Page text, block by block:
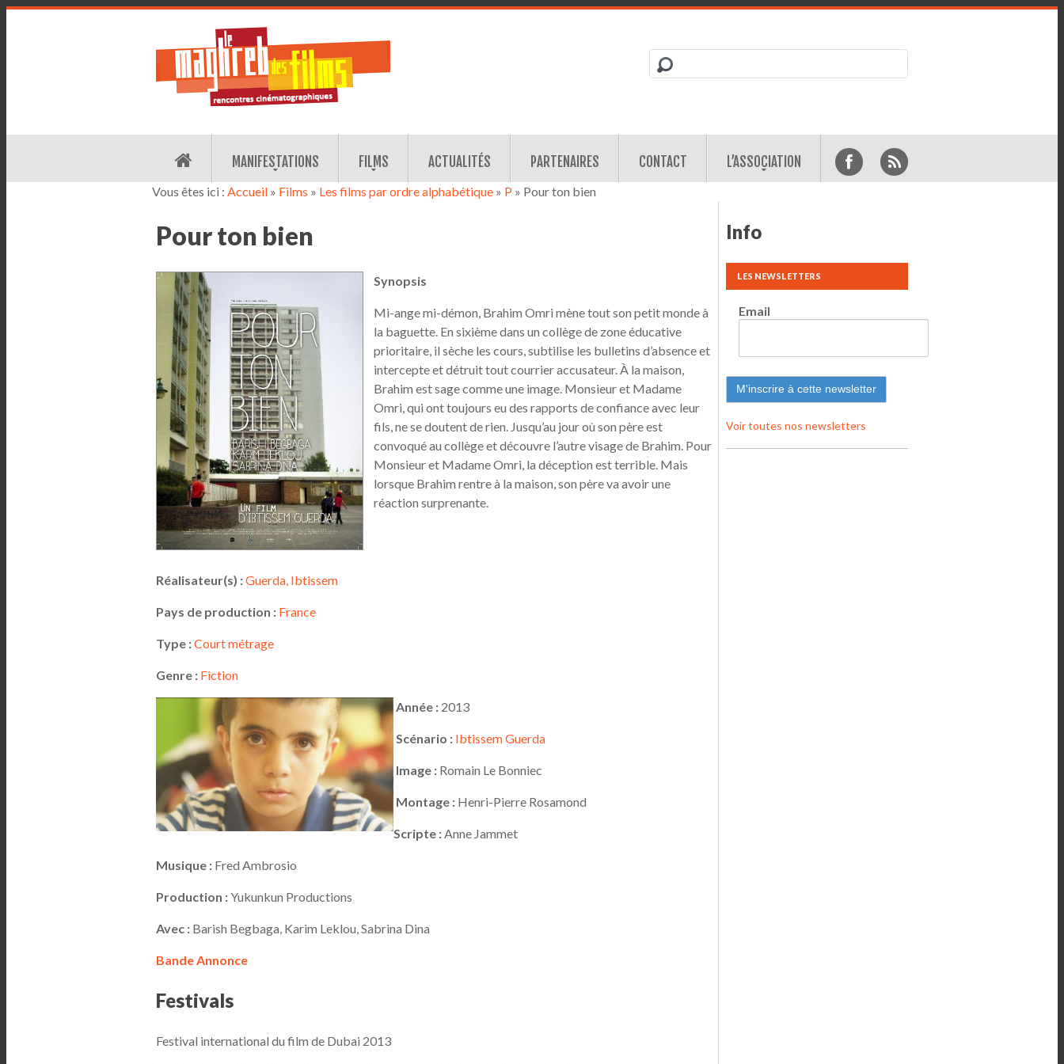
MANIFESTATIONS FILMS ACTUALITÉS PARTENAIRES CONTACT L’ASSOCIATION
Vous êtes ici : Accueil » Films » Les films par ordre alphabétique » P » Pour ton bien
Pour ton bien
Synopsis
Mi-ange mi-démon, Brahim Omri mène tout son petit monde à
la baguette. En sixième dans un collège de zone éducative
prioritaire, il sèche les cours, subtilise les bulletins d’absence et
intercepte et détruit tout courrier accusateur. À la maison,
Brahim est sage comme une image. Monsieur et Madame
Omri, qui ont toujours eu des rapports de confiance avec leur
fils, ne se doutent de rien. Jusqu’au jour où son père est
convoqué au collège et découvre l’autre visage de Brahim. Pour
Monsieur et Madame Omri, la déception est terrible. Mais
lorsque Brahim rentre à la maison, son père va avoir une
réaction surprenante.
Réalisateur(s) :Guerda, Ibtissem
Pays de production : France
Type :Court métrage
Genre : Fiction
Année : 2013
Scénario : Ibtissem Guerda
Image : Romain Le Bonniec
Montage : Henri-Pierre Rosamond
Scripte :Anne Jammet
Musique : Fred Ambrosio
Production :Yukunkun Productions
Avec : Barish Begbaga, Karim Leklou, Sabrina Dina
Bande Annonce
Festivals
Festival international du film de Dubai 2013
Info
LES NEWSLETTERS
Email
Voir toutes nos newsletters